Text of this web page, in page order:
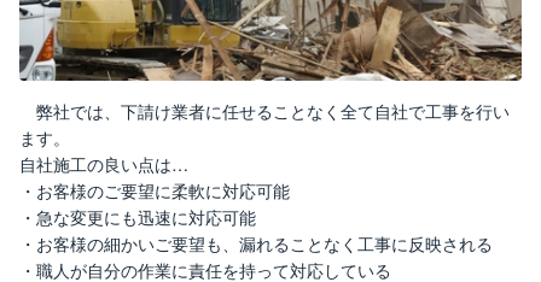
弊社では、下請け業者に任せることなく全て自社で工事を行い
ます。
自社施工の良い点は…
・お客様のご要望に柔軟に対応可能
・急な変更にも迅速に対応可能
・お客様の細かいご要望も、漏れることなく工事に反映される
・職人が自分の作業に責任を持って対応している